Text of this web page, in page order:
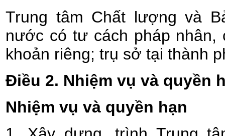
Trung tâm Chất lượng và
nước có tư cách pháp nhân,
khoản riêng; trụ sở tại thành
Điều 2. Nhiệm vụ và quyền
Nhiệm vụ và quyền hạn